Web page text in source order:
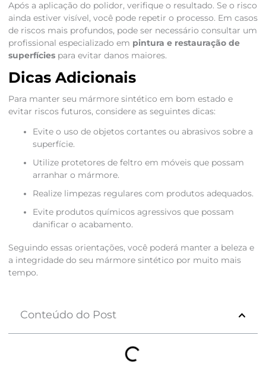
Após a aplicação do polidor, verifique o resultado. Se o risco
ainda estiver visível, você pode repetir o processo. Em casos
de riscos mais profundos, pode ser necessário consultar um
profissional especializado em pintura e restauração de
superfíciespara evitar danos maiores.
Dicas Adicionais
Para manter seu mármore sintético em bom estado e
evitar riscos futuros, considere as seguintes dicas:
Evite o uso de objetos cortantes ou abrasivos sobre a
superfície.
Utilize protetores de feltro em móveis que possam
arranhar o mármore.
Realize limpezas regulares com produtos adequados.
Evite produtos químicos agressivos que possam
danificar o acabamento.
Seguindo essas orientações, você poderá manter a beleza e
a integridade do seu mármore sintético por muito mais
tempo.
Conteúdo do Post